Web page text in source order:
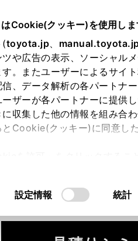
Cookie(クッキー)を使用しま
(toyota.jp、
や広告の表示、ソーシャル
。またユーザーによるサイ
、データ解析の各パートナ
ザーが各パートナーに提供
に収集した他の情報を組み合
Cookie(クッキー)に同意し
い。
設定情報 統計
ン